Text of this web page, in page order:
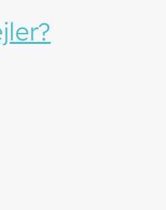
ét frekvensområde samtidig